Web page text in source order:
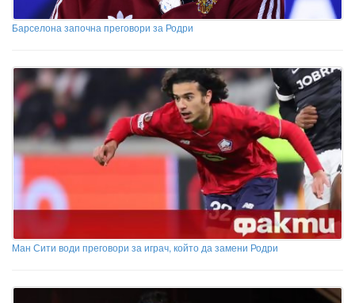
Барселона започна преговори за Родри
Ман Сити води преговори за играч, който да замени Родри